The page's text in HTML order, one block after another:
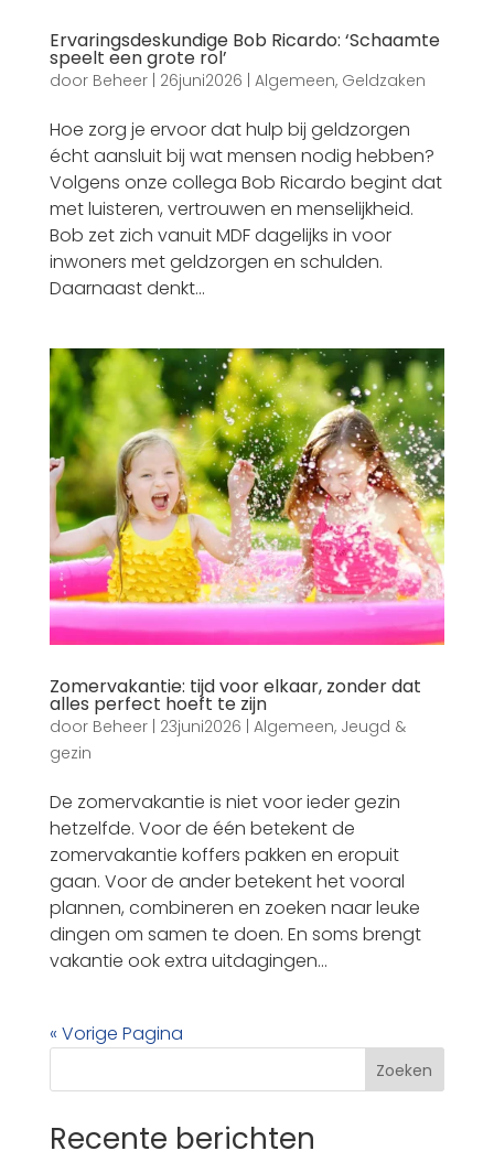
Ervaringsdeskundige Bob Ricardo: ‘Schaamte
speelt een grote rol’
door Beheer| 26juni2026 Algemeen, Geldzaken
Hoe zorg je ervoor dat hulp bij geldzorgen
écht aansluit bij wat mensen nodig hebben?
Volgens onze collega Bob Ricardo begint dat
met luisteren, vertrouwen en menselijkheid.
Bob zet zich vanuit MDF dagelijks in voor
inwoners met geldzorgen en schulden.
Daarnaast denkt...
Zomervakantie: tijd voor elkaar, zonder dat
alles perfect hoeft te zijn
door Beheer| 23juni2026 | Algemeen, Jeugd &
gezin
De zomervakantie is niet voor ieder gezin
hetzelfde. Voor de één betekent de
zomervakantie koffers pakken en eropuit
gaan. Voor de ander betekent het vooral
plannen, combineren en zoeken naar leuke
dingen om samen te doen. En soms brengt
vakantie ook extra uitdagingen...
« Vorige Pagina
Zoeken
Recente berichten